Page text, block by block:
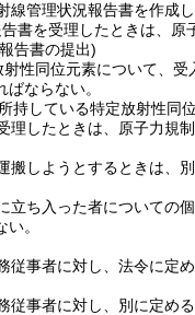
線管理状況報告書を作成
書を受理したときは、原
告書の提出)
性同位元素について、
ならない。
持している特定放射性同
理したときは、原子力規
搬しようとするときは、
立ち入った者についての
。
従事者に対し、法令に定
従事者に対し、別に定め